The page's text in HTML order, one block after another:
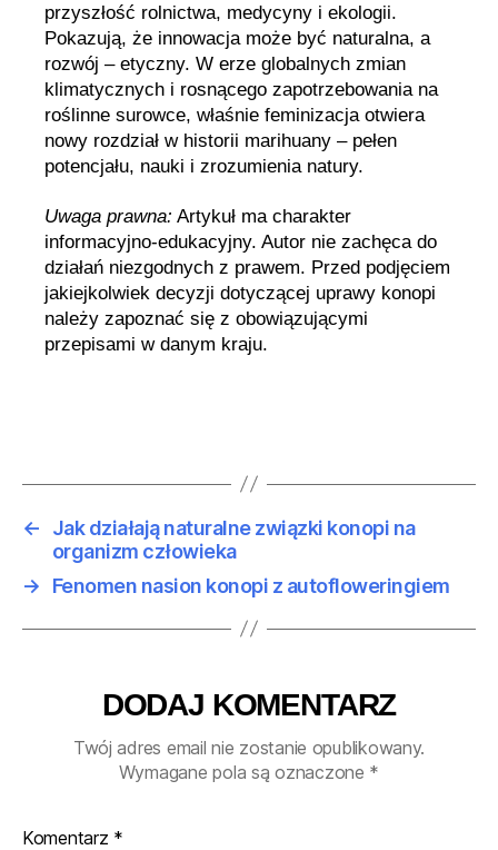
przyszłość rolnictwa, medycyny i ekologii.
Pokazują, że innowacja może być naturalna, a
rozwój – etyczny. W erze globalnych zmian
klimatycznych i rosnącego zapotrzebowania na
roślinne surowce, właśnie feminizacja otwiera
nowy rozdział w historii marihuany – pełen
potencjału, nauki i zrozumienia natury.
Uwaga prawna: Artykuł ma charakter
informacyjno-edukacyjny. Autor nie zachęca do
działań niezgodnych z prawem. Przed podjęciem
jakiejkolwiek decyzji dotyczącej uprawy konopi
należy zapoznać się z obowiązującymi
przepisami w danym kraju.
←
Jak działają naturalne związki konopi na
organizm człowieka
→
Fenomen nasion konopi z autofloweringiem
DODAJ KOMENTARZ
Twój adres email nie zostanie opublikowany.
Wymagane pola są oznaczone *
Komentarz *